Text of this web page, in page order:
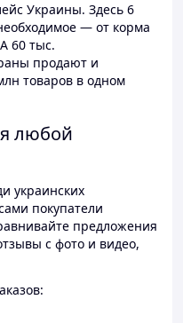
Украины. Здесь 6
— от корма
60 тыс.
продают и
товаров в одном
любой
украинских
покупатели
предложения
с фото и видео,